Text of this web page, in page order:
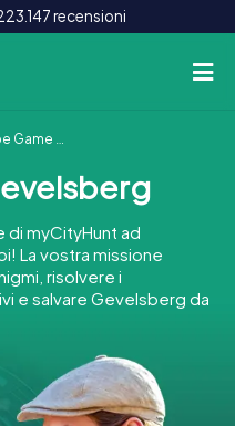
recensioni
CH
DE
Gevelsberg
di myCityHunt ad
La vostra missione
risolvere i
e salvare Gevelsberg da